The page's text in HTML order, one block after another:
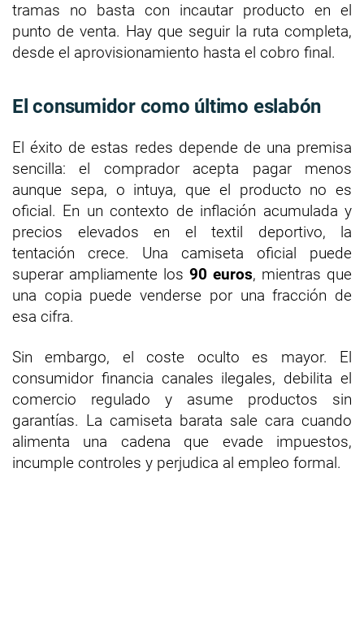
tramas no basta con incautar producto en el
punto de venta. Hay que seguir la ruta completa,
desde el aprovisionamiento hasta el cobro final.
El consumidor como último eslabón
El éxito de estas redes depende de una premisa
sencilla: el comprador acepta pagar menos
aunque sepa, o intuya, que el producto no es
oficial. En un contexto de inflación acumulada y
precios elevados en el textil deportivo, la
tentación crece. Una camiseta oficial puede
superar ampliamente los 90 euros, mientras que
una copia puede venderse por una fracción de
esa cifra.
Sin embargo, el coste oculto es mayor. El
consumidor financia canales ilegales, debilita el
comercio regulado y asume productos sin
garantías. La camiseta barata sale cara cuando
alimenta una cadena que evade impuestos,
incumple controles y perjudica al empleo formal.